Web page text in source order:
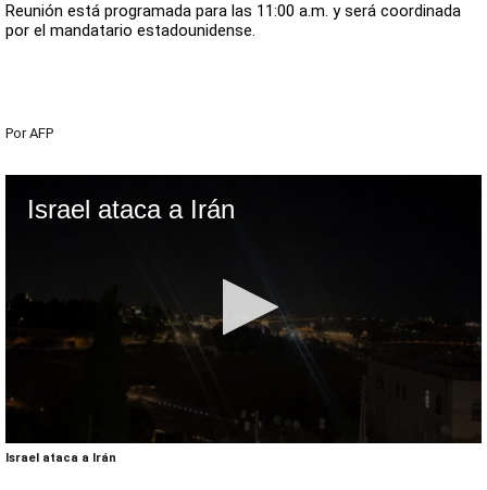
Reunión está programada para las 11:00 a.m. y será coordinada
por el mandatario estadounidense.
Por AFP
Israel ataca a Irán
0
seconds
Israel ataca a Irán